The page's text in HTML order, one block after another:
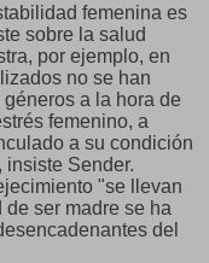
femenina es
sobre la salud
por ejemplo, en
no se han
a la hora de
femenino, a
a su condición
insiste Sender.
"se llevan
ser madre se ha
del